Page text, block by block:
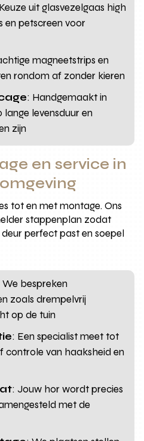
uit glasvezelgaas high
en petscreen voor
magneetstrips en
rondom af zonder kieren
: Handgemaakt in
levensduur en
zijn
en service in
tot en met montage. Ons
stappenplan zodat
perfect past en soepel
We bespreken
zoals drempelvrij
op de tuin
: Een specialist meet tot
controle van haaksheid en
: Jouw hor wordt precies
met de